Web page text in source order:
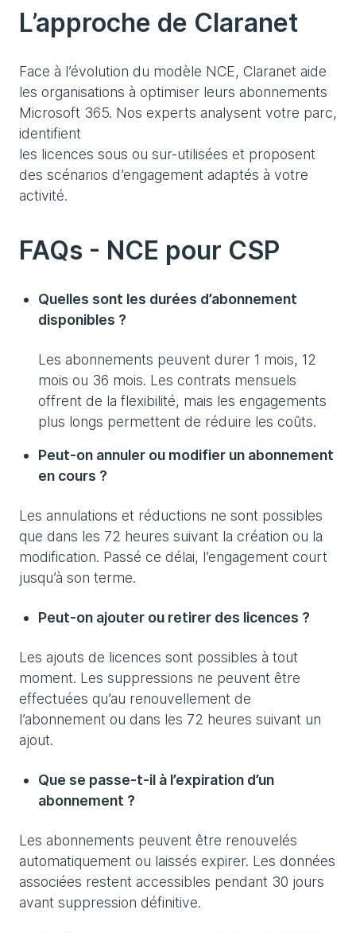
L’approche de Claranet
Face à l’évolution du modèle NCE, Claranet aide
les organisations à optimiser leurs abonnements
Microsoft 365. Nos experts analysent votre parc,
identifient
les licences sous ou sur-utilisées et proposent
des scénarios d’engagement adaptés à votre
activité.
FAQs - NCE pour CSP
Quelles sont les durées d’abonnement
disponibles ?
Les abonnements peuvent durer 1 mois, 12
mois ou 36 mois. Les contrats mensuels
offrent de la flexibilité, mais les engagements
plus longs permettent de réduire les coûts.
Peut-on annuler ou modifier un abonnement
en cours ?
Les annulations et réductions ne sont possibles
que dans les 72 heures suivant la création ou la
modification. Passé ce délai, l’engagement court
jusqu’à son terme.
Peut-on ajouter ou retirer des licences ?
Les ajouts de licences sont possibles à tout
moment. Les suppressions ne peuvent être
effectuées qu’au renouvellement de
l’abonnement ou dans les 72 heures suivant un
ajout.
Que se passe-t-il à l’expiration d’un
abonnement ?
Les abonnements peuvent être renouvelés
automatiquement ou laissés expirer. Les données
associées restent accessibles pendant 30 jours
avant suppression définitive.